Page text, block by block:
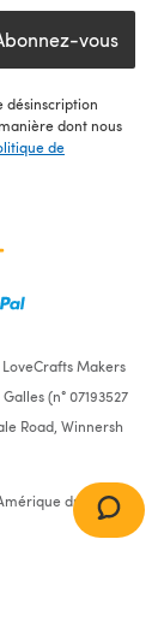
vous
désinscription
dont nous
de
Makers
(n° 07193527
Road, Winnersh
du Nord